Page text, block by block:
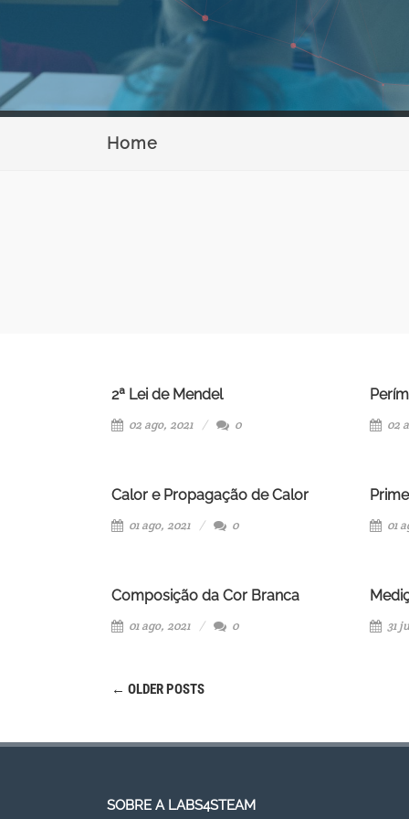
Home
2ª Lei de Mendel
02 ago, 2021 0 02
Calor e Propagação de Calor
01 ago, 2021 0 01
Composição da Cor Branca
01 ago, 2021 0 31
navigation
← OLDER POSTS
SOBRE A LABS4STEAM